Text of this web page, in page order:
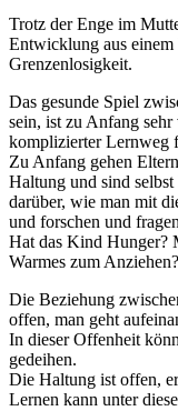
Trotz der Enge im
Entwicklung aus einem
Grenzenlosigkeit.
Das gesunde Spiel
sein, ist zu Anfang
komplizierter Lernweg
Zu Anfang gehen
Haltung und sind
darüber, wie man mit
und forschen und
Hat das Kind Hunger?
Warmes zum
Die Beziehung
offen, man geht
In dieser Offenheit
gedeihen.
Die Haltung ist offen,
Lernen kann unter